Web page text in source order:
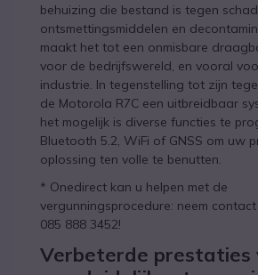
behuizing die bestand is tegen
ontsmettingsmiddelen en
maakt het tot een onmisbare
voor de bedrijfswereld, en vooral
industrie. In tegenstelling tot zijn
de Motorola R7C een uitbreidbaar
het mogelijk is diverse functies te
Bluetooth 5.2, WiFi of GNSS om uw
oplossing ten volle te benutten.
* Onedirect kan u helpen met de
vergunningsprocedure: neem
085 888 3452!
Verbeterde prestaties